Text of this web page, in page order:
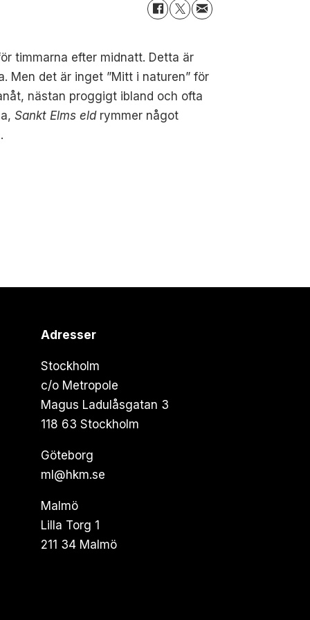
timmarna efter midnatt. Detta är
Men det är inget ”Mitt i naturen” för
nästan proggigt ibland och ofta
Sankt Elms eldrymmer något
Adresser
Stockholm
c/o Metropole
Magus Ladulåsgatan 3
118 63 Stockholm
Göteborg
ml@hkm.se
Malmö
Lilla Torg 1
211 34 Malmö